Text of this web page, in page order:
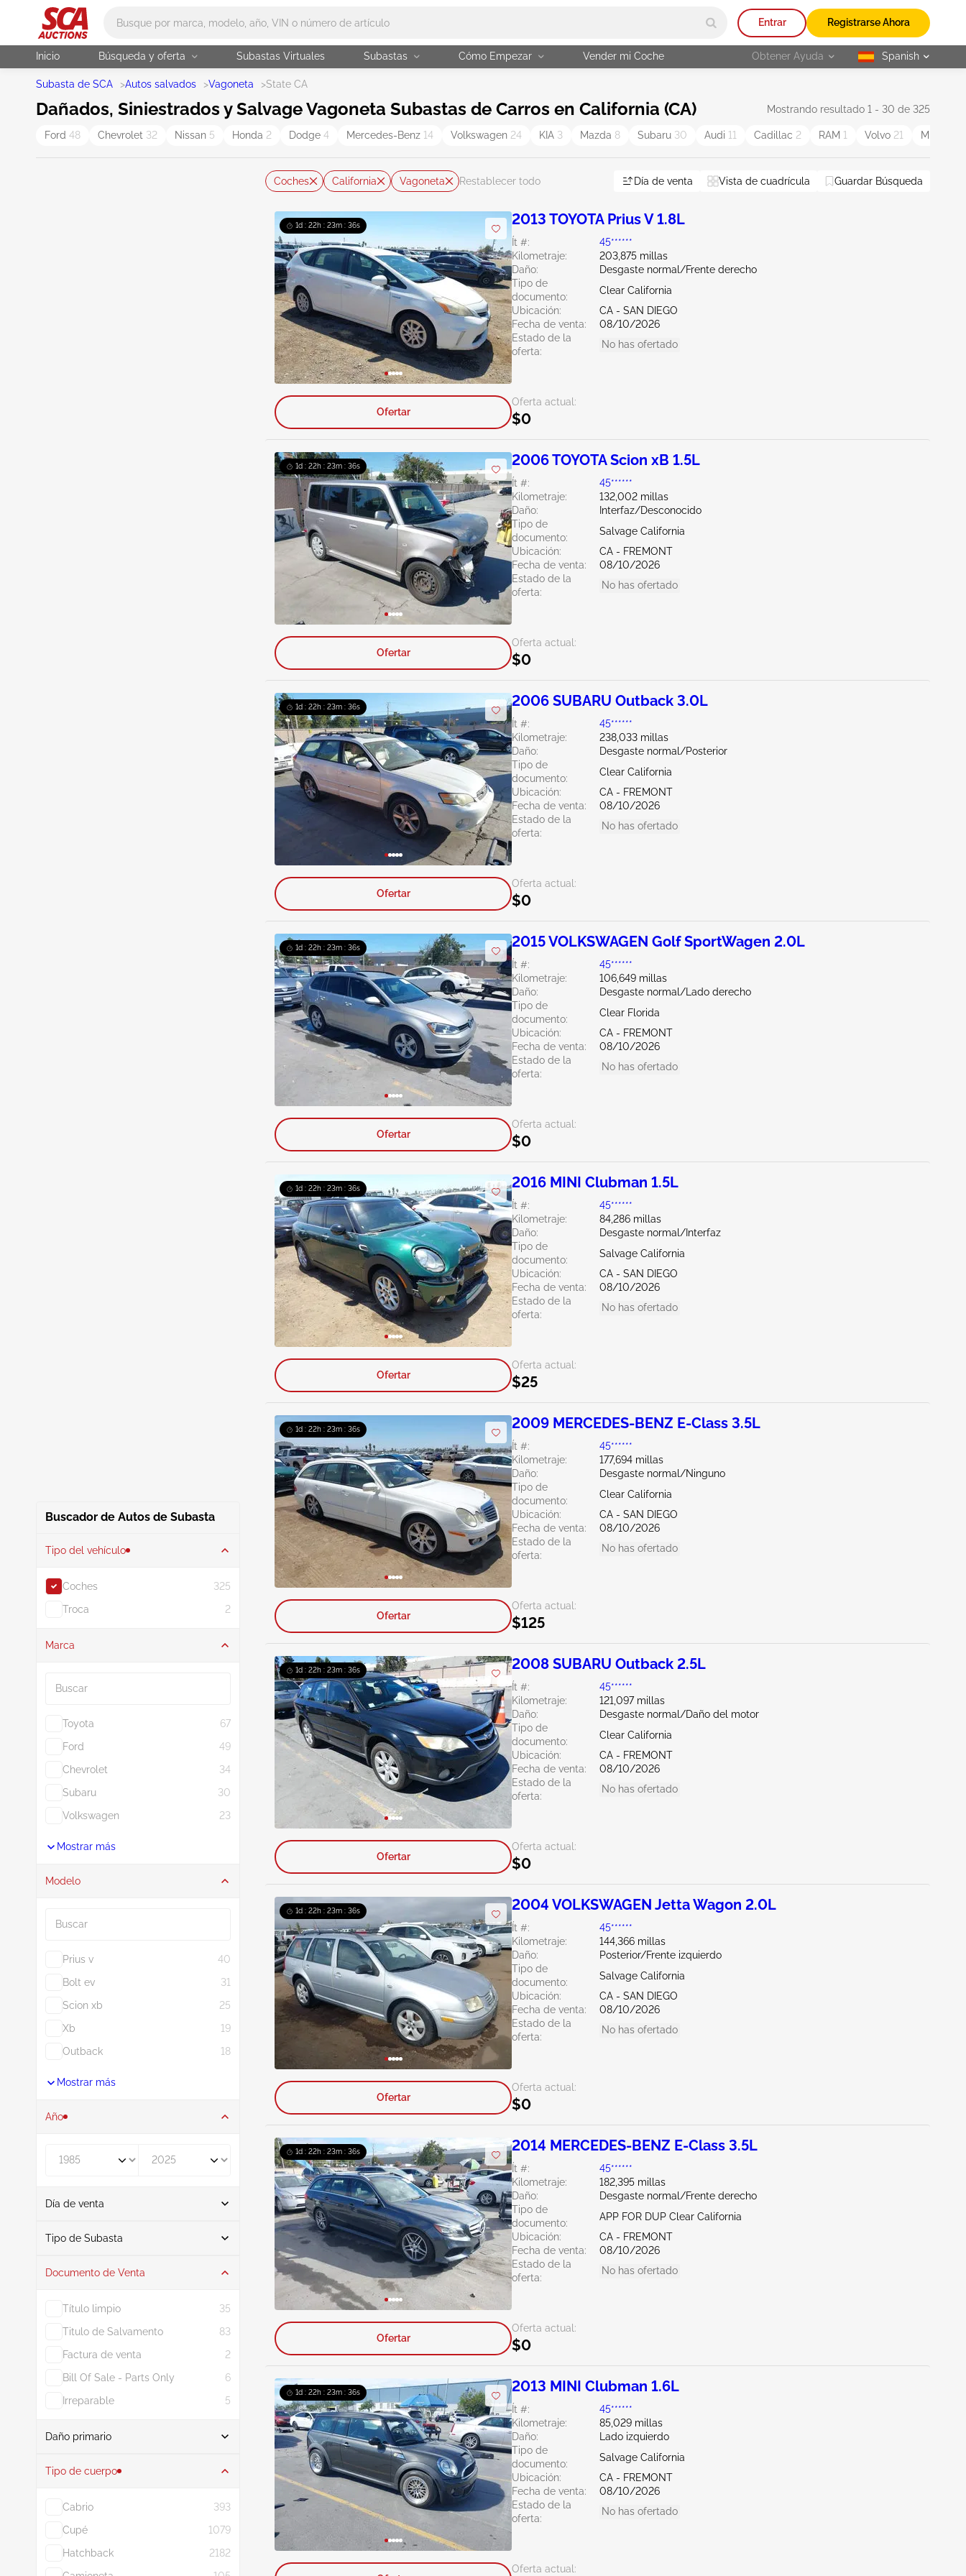
Entrar Registrarse Ahora
Inicio Búsqueda y oferta Subastas Virtuales Subastas Cómo Empezar Vender mi Coche Obtener Ayuda selected
Spanish
Subasta de SCA >Autos salvados >Vagoneta >State CA
Dañados, Siniestrados y Salvage Vagoneta Subastas de Carros en California (CA) Mostrando resultado 1 - 30 de 325
Ford 48 Chevrolet 32 Nissan 5 Honda 2 Dodge 4 Mercedes-Benz 14 Volkswagen 24 KIA 3 Mazda 8 Subaru 30 Audi 11 Cadillac 2 RAM 1 Volvo 21 MINI
Buscador de Autos de Subasta
Tipo del vehículo
Coches
325
Troca
2
Marca
Toyota
67
Ford
49
Chevrolet
34
Subaru
30
Volkswagen
23
Mostrar más
Modelo
Prius v
40
Bolt ev
31
Scion xb
25
Xb
19
Outback
18
Mostrar más
Año
Día de venta
De
Tipo de Subasta
Subasta 324
Documento de Venta
Título limpio
35
Titulo de Salvamento
83
Factura de venta
2
Bill Of Sale - Parts Only
6
Irreparable
5
Daño primario
Interfaz
86
Desgaste normal
63
Posterior
31
Tipo de cuerpo
Cabrio
393
Cupé
1079
Hatchback
2182
Coches California Vagoneta Restablecer todo Día de venta Vista de cuadrícula Guardar Búsqueda
1d : 22h : 23m : 35s 2013 TOYOTA Prius V 1.8L
Ít #:
45******
Kilometraje:
203,875 millas
Daño:
Desgaste normal/Frente derecho
Tipo de
documento:
Clear California
Ubicación:
CA - SAN DIEGO
Fecha de venta:
08/10/2026
Estado de la
oferta:
No has ofertado
Oferta actual:
$0
Ofertar
1d : 22h : 23m : 35s 2006 TOYOTA Scion xB 1.5L
Ít #:
45******
Kilometraje:
132,002 millas
Daño:
Interfaz/Desconocido
Tipo de
documento:
Salvage California
Ubicación:
CA - FREMONT
Fecha de venta:
08/10/2026
Estado de la
oferta:
No has ofertado
Oferta actual:
$0
Ofertar
1d : 22h : 23m : 35s 2006 SUBARU Outback 3.0L
Ít #:
45******
Kilometraje:
238,033 millas
Daño:
Desgaste normal/Posterior
Tipo de
documento:
Clear California
Ubicación:
CA - FREMONT
Fecha de venta:
08/10/2026
Estado de la
oferta:
No has ofertado
Oferta actual:
$0
Ofertar
1d : 22h : 23m : 35s 2015 VOLKSWAGEN Golf SportWagen 2.0L
Ít #:
45******
Kilometraje:
106,649 millas
Daño:
Desgaste normal/Lado derecho
Tipo de
documento:
Clear Florida
Ubicación:
CA - FREMONT
Fecha de venta:
08/10/2026
Estado de la
oferta:
No has ofertado
Oferta actual:
$0
Ofertar
1d : 22h : 23m : 35s 2016 MINI Clubman 1.5L
Ít #:
45******
Kilometraje:
84,286 millas
Daño:
Desgaste normal/Interfaz
Tipo de
documento:
Salvage California
Ubicación:
CA - SAN DIEGO
Fecha de venta:
08/10/2026
Estado de la
oferta:
No has ofertado
Oferta actual:
$25
Ofertar
1d : 22h : 23m : 35s 2009 MERCEDES-BENZ E-Class 3.5L
Ít #:
45******
Kilometraje:
177,694 millas
Daño:
Desgaste normal/Ninguno
Tipo de
documento:
Clear California
Ubicación:
CA - SAN DIEGO
Fecha de venta:
08/10/2026
Estado de la
oferta:
No has ofertado
Oferta actual:
$125
Ofertar
1d : 22h : 23m : 35s 2008 SUBARU Outback 2.5L
Ít #:
45******
Kilometraje:
121,097 millas
Daño:
Desgaste normal/Daño del motor
Tipo de
documento:
Clear California
Ubicación:
CA - FREMONT
Fecha de venta:
08/10/2026
Estado de la
oferta:
No has ofertado
Oferta actual:
$0
Ofertar
1d : 22h : 23m : 35s 2004 VOLKSWAGEN Jetta Wagon 2.0L
Ít #:
45******
Kilometraje:
144,366 millas
Daño:
Posterior/Frente izquierdo
Tipo de
documento:
Salvage California
Ubicación:
CA - SAN DIEGO
Fecha de venta:
08/10/2026
Estado de la
oferta:
No has ofertado
Oferta actual:
$0
Ofertar
1d : 22h : 23m : 35s 2014 MERCEDES-BENZ E-Class 3.5L
Ít #:
45******
Kilometraje:
182,395 millas
Daño:
Desgaste normal/Frente derecho
Tipo de
documento:
APP FOR DUP Clear California
Ubicación:
CA - FREMONT
Fecha de venta:
08/10/2026
Estado de la
oferta:
No has ofertado
Oferta actual:
$0
Ofertar
1d : 22h : 23m : 35s 2013 MINI Clubman 1.6L
Ít #:
45******
Kilometraje:
85,029 millas
Daño:
Lado izquierdo
Tipo de
documento:
Salvage California
Ubicación:
CA - FREMONT
Fecha de venta:
08/10/2026
Estado de la
oferta:
No has ofertado
Oferta actual: